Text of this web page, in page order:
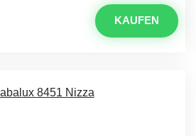
KAUFEN